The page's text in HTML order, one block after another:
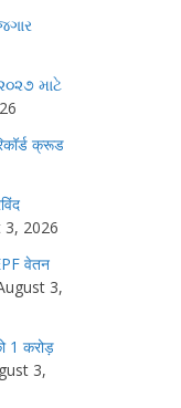
માટે
क्रूड
3, 2026
वेतन
3,
1 करोड़
3,